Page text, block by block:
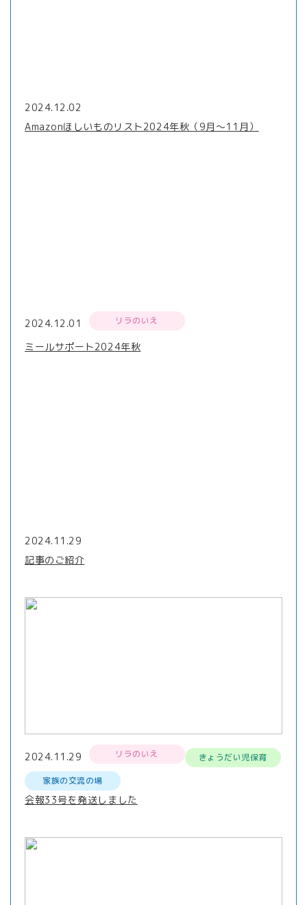
2024.12.02
Amazonほしいものリスト2024年秋（9月〜11月）
2024.12.01 リラのいえ
ミールサポート2024年秋
2024.11.29
記事のご紹介
2024.11.29 リラのいえ
きょうだい児保育
家族の交流の場
会報33号を発送しました